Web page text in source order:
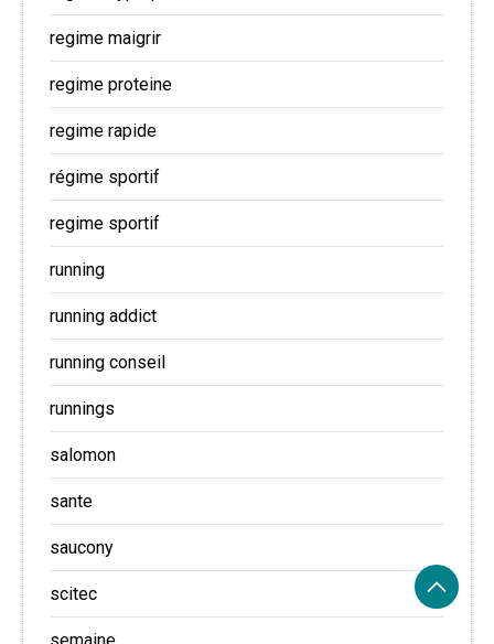
regime maigrir
regime proteine
regime rapide
régime sportif
regime sportif
running
running addict
running conseil
runnings
salomon
sante
saucony
scitec
semaine